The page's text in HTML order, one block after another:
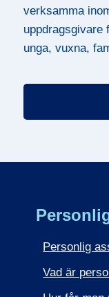
verksamma
uppdragsgivare
unga, vuxna,
Personlig
Vad är